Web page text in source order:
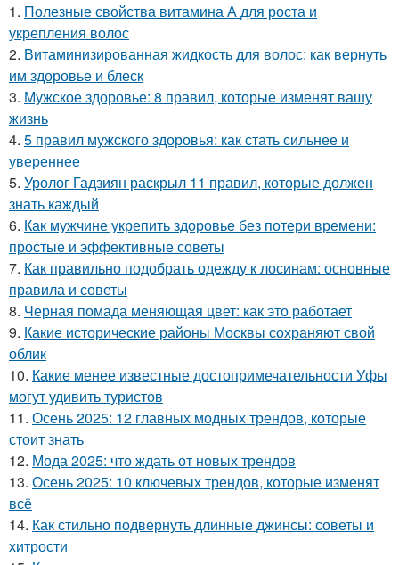
1. Полезные свойства витамина А для роста и
укрепления волос
2. Витаминизированная жидкость для волос: как вернуть
им здоровье и блеск
3. Мужское здоровье: 8 правил, которые изменят вашу
жизнь
4. 5 правил мужского здоровья: как стать сильнее и
увереннее
5. Уролог Гадзиян раскрыл 11 правил, которые должен
знать каждый
6. Как мужчине укрепить здоровье без потери времени:
простые и эффективные советы
7. Как правильно подобрать одежду к лосинам: основные
правила и советы
8. Черная помада меняющая цвет: как это работает
9. Какие исторические районы Москвы сохраняют свой
облик
10. Какие менее известные достопримечательности Уфы
могут удивить туристов
11. Осень 2025: 12 главных модных трендов, которые
стоит знать
12. Мода 2025: что ждать от новых трендов
13. Осень 2025: 10 ключевых трендов, которые изменят
всё
14. Как стильно подвернуть длинные джинсы: советы и
хитрости